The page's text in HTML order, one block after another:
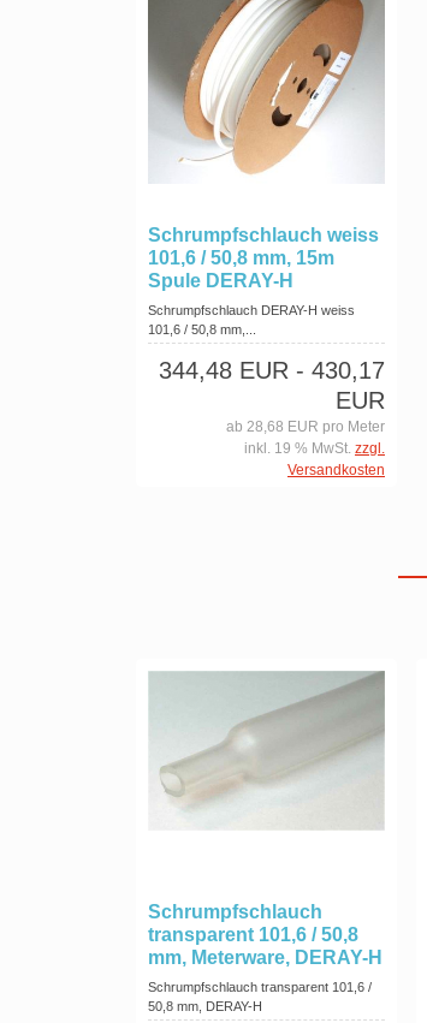
Schrumpfschlauch weiss
101,6 / 50,8 mm, 15m
Spule DERAY-H
Schrumpfschlauch DERAY-H weiss
101,6 / 50,8 mm,...
344,48 EUR - 430,17
EUR
ab 28,68 EUR pro Meter
inkl. 19 % MwSt. zzgl.
Versandkosten
Schrumpfschlauch
transparent 101,6 / 50,8
mm, Meterware, DERAY-H
Schrumpfschlauch transparent 101,6 /
50,8 mm, DERAY-H